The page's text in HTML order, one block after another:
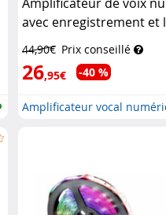
avec enregistrement et
44,90€ Prix conseillé
26,95€ -40 %
Amplificateur vocal